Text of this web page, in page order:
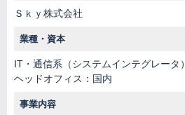
Ｓｋｙ株式会社
業種・資本
IT・通信系（システムインテグレータ）
ヘッドオフィス：国内
事業内容